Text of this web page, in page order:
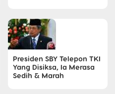
Presiden SBY Telepon TKI
Yang Disiksa, Ia Merasa
Sedih & Marah